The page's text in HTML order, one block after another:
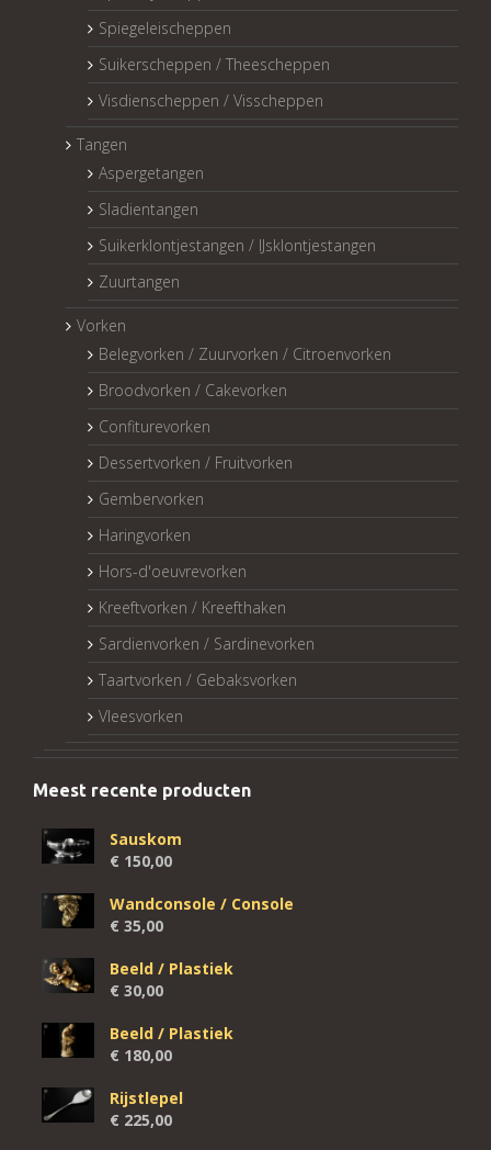
Spiegeleischeppen
Suikerscheppen / Theescheppen
Visdienscheppen / Visscheppen
Tangen
Aspergetangen
Sladientangen
Suikerklontjestangen / IJsklontjestangen
Zuurtangen
Vorken
Belegvorken / Zuurvorken / Citroenvorken
Broodvorken / Cakevorken
Confiturevorken
Dessertvorken / Fruitvorken
Gembervorken
Haringvorken
Hors-d'oeuvrevorken
Kreeftvorken / Kreefthaken
Sardienvorken / Sardinevorken
Taartvorken / Gebaksvorken
Vleesvorken
Meest recente producten
Sauskom
€ 150,00
Wandconsole / Console
€ 35,00
Beeld / Plastiek
€ 30,00
Beeld / Plastiek
€ 180,00
Rijstlepel
€ 225,00